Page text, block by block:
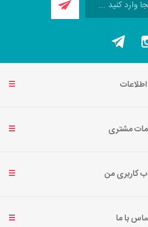
اطلاعات
مشتری
کاربری من
با ما